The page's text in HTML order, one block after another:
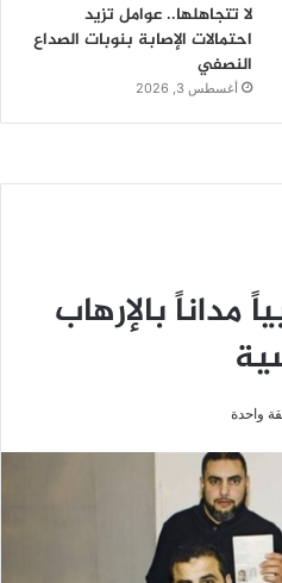
لا تتجاهلها.. عوامل تزيد
احتمالات الإصابة بنوبات الصداع
النصفي
أغسطس 3, 2026